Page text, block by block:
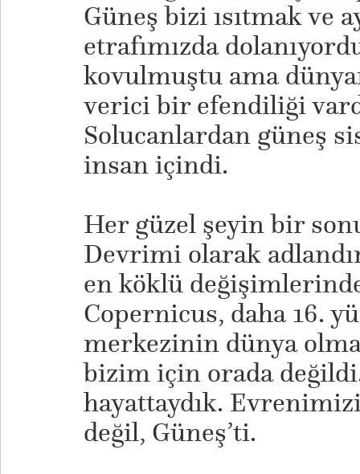
Güneş bizi ısıtmak ve
etrafımızda
kovulmuştu ama
verici bir efendiliği
Solucanlardan güneş
insan içindi.
Her güzel şeyin bir
Devrimi olarak
en köklü
Copernicus, daha 16.
merkezinin dünya
bizim için orada
hayattaydık.
değil, Güneş’ti.